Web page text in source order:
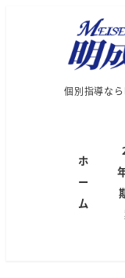
個別指導な
ホ
ー
ム